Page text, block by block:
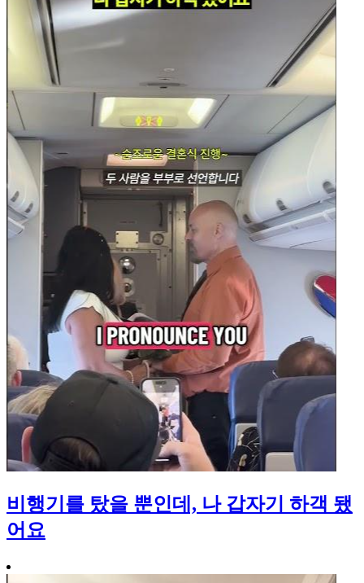
비행기를 탔을 뿐인데, 나 갑자기 하객 됐
어요